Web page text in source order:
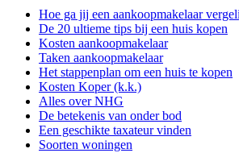
Hoe ga jij een aankoopmakelaar
De 20 ultieme tips bij een huis kopen
Kosten aankoopmakelaar
Taken aankoopmakelaar
Het stappenplan om een huis te kopen
Kosten Koper (k.k.)
Alles over NHG
De betekenis van onder bod
Een geschikte taxateur vinden
Soorten woningen